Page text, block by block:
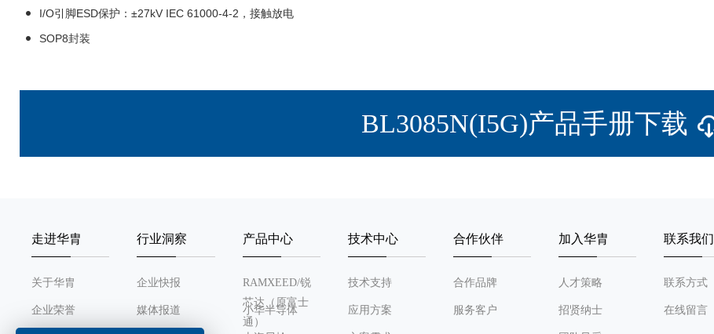
I/O引脚ESD保护：±27kV IEC 61000-4-2，接触放电
SOP8封装
BL3085N(I5G)产品手册下载
走进华胄
关于华胄
企业荣誉
行业洞察
企业快报
媒体报道
产品中心
RAMXEED/锐
芯达（原富士
通）
小华半导体
技术中心
技术支持
应用方案
合作伙伴
合作品牌
服务客户
加入华胄
人才策略
招贤纳士
联系我们
联系方式
在线留言